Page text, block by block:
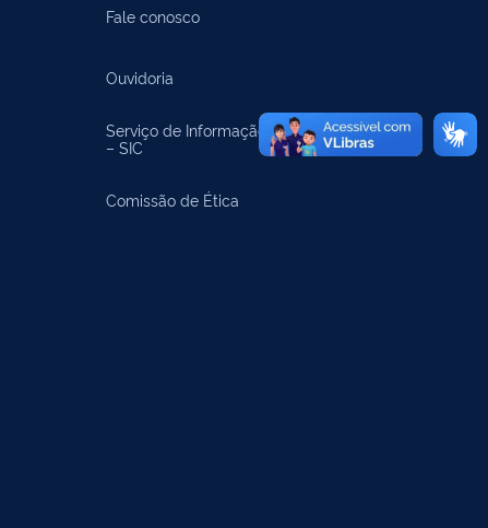
Fale conosco
Ouvidoria
Serviço de Informação ao Cidadão
– SIC
Comissão de Ética